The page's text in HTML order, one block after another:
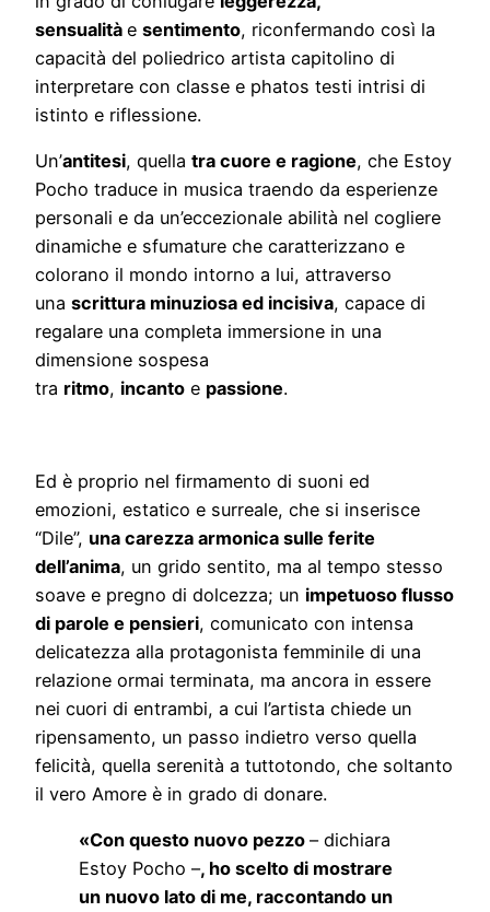
sensualità e sentimento, riconfermando così la
capacità del poliedrico artista capitolino di
interpretare con classe e phatos testi intrisi di
istinto e riflessione.
Un’antitesi, quella tra cuore e ragione, che Estoy
Pocho traduce in musica traendo da esperienze
personali e da un’eccezionale abilità nel cogliere
dinamiche e sfumature che caratterizzano e
colorano il mondo intorno a lui, attraverso
una scrittura minuziosa ed incisiva, capace di
regalare una completa immersione in una
dimensione sospesa
tra ritmo, incanto e passione.
Ed è proprio nel firmamento di suoni ed
emozioni, estatico e surreale, che si inserisce
“Dile”, una carezza armonica sulle ferite
dell’anima, un grido sentito, ma al tempo stesso
soave e pregno di dolcezza; un impetuoso flusso
di parole e pensieri, comunicato con intensa
delicatezza alla protagonista femminile di una
relazione ormai terminata, ma ancora in essere
nei cuori di entrambi, a cui l’artista chiede un
ripensamento, un passo indietro verso quella
felicità, quella serenità a tuttotondo, che soltanto
il vero Amore è in grado di donare.
«Con questo nuovo pezzo – dichiara
Estoy Pocho –, ho scelto di mostrare
un nuovo lato di me, raccontando un